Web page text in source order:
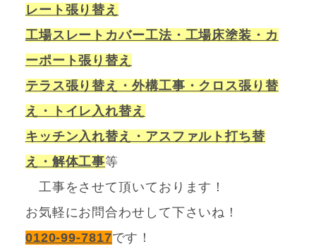
レート張り替え
工場スレートカバー工法・工場床塗装・カ
ーポート張り替え
テラス張り替え・外構工事・クロス張り替
え・トイレ入れ替え
キッチン入れ替え・アスファルト打ち替
え・解体工事等
工事をさせて頂いております！
お気軽にお問合わせして下さいね！
0120-99-7817です！